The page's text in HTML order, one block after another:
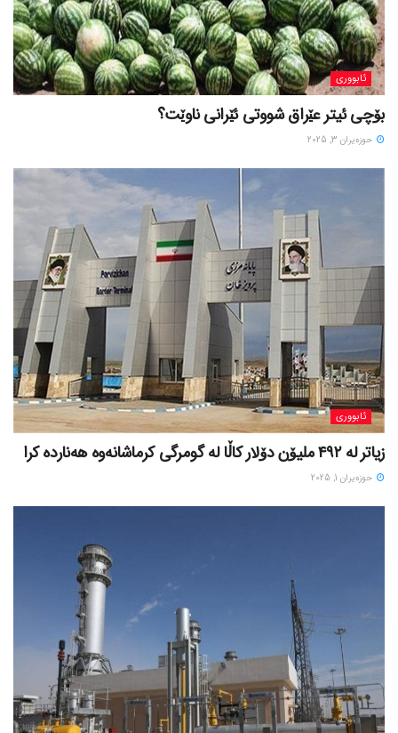
ئابووری
بۆچی ئیتر عێراق شووتی ئێرانی ناوێت؟
حوزه‌یران 3, 2025
ئابووری
زیاتر لە ٤٩٢ ملیۆن دۆلار کاڵا لە گومرگی کرماشانەوە هەناردە کرا
حوزه‌یران 1, 2025